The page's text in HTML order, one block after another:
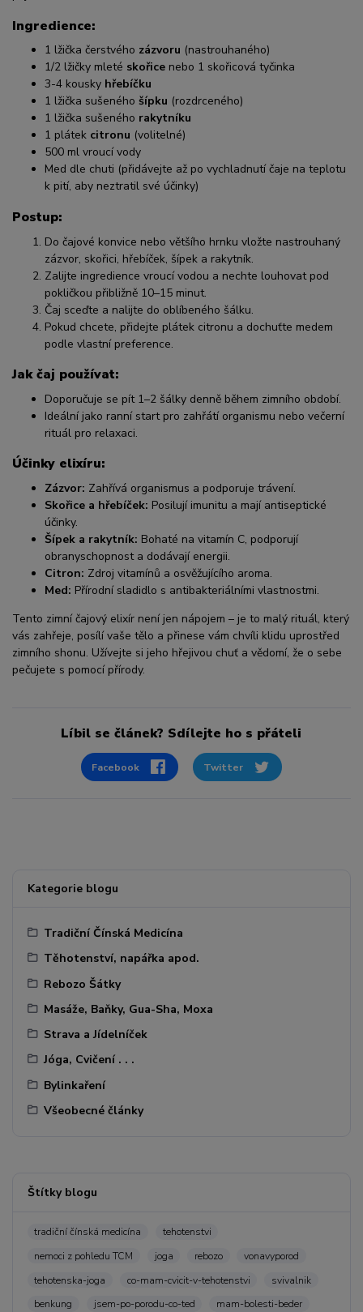
Kategorie blogu
Tradiční Čínská Medicína
Těhotenství, napářka apod.
Rebozo Šátky
Masáže, Baňky, Gua-Sha, Moxa
Strava a Jídelníček
Jóga, Cvičení . . .
Bylinkaření
Všeobecné články
Štítky blogu
tradiční čínská medicína
tehotenstvi
nemoci z pohledu TCM
joga rebozo
vonavyporod
tehotenska-joga
co-mam-cvicit-v-tehotenstvi
svivalnik
benkung
jsem-po-porodu-co-ted
mam-bolesti-beder
Ingredience:
1 lžička čerstvého zázvoru (nastrouhaného)
1/2 lžičky mleté skořice nebo 1 skořicová tyčinka
3-4 kousky hřebíčku
1 lžička sušeného šípku (rozdrceného)
1 lžička sušeného rakytníku
1 plátek citronu (volitelné)
500 ml vroucí vody
Med dle chuti (přidávejte až po vychladnutí čaje na teplotu
k pití, aby neztratil své účinky)
Postup:
Do čajové konvice nebo většího hrnku vložte nastrouhaný
zázvor, skořici, hřebíček, šípek a rakytník.
Zalijte ingredience vroucí vodou a nechte louhovat pod
pokličkou přibližně 10–15 minut.
Čaj sceďte a nalijte do oblíbeného šálku.
Pokud chcete, přidejte plátek citronu a dochuťte medem
podle vlastní preference.
Jak čaj používat:
Doporučuje se pít 1–2 šálky denně během zimního období.
Ideální jako ranní start pro zahřátí organismu nebo večerní
rituál pro relaxaci.
Účinky elixíru:
Zázvor: Zahřívá organismus a podporuje trávení.
Skořice a hřebíček: Posilují imunitu a mají antiseptické
účinky.
Šípek a rakytník: Bohaté na vitamín C, podporují
obranyschopnost a dodávají energii.
Citron: Zdroj vitamínů a osvěžujícího aroma.
Med: Přírodní sladidlo s antibakteriálními vlastnostmi.
Tento zimní čajový elixír není jen nápojem – je to malý rituál, který
vás zahřeje, posílí vaše tělo a přinese vám chvíli klidu uprostřed
zimního shonu. Užívejte si jeho hřejivou chuť a vědomí, že o sebe
pečujete s pomocí přírody.
Líbil se článek? Sdílejte ho s přáteli
Facebook Twitter